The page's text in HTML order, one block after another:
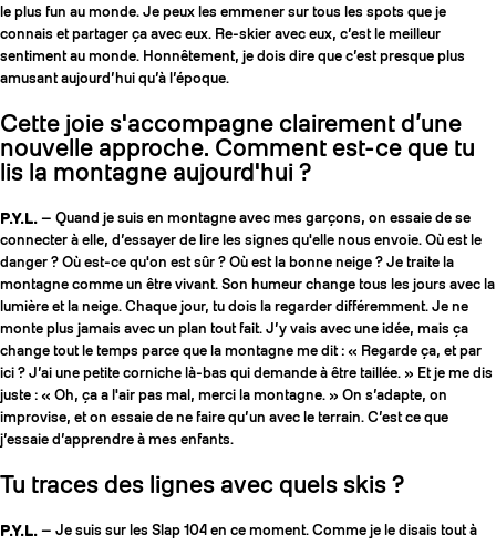
le plus fun au monde. Je peux les emmener sur tous les spots que je
connais et partager ça avec eux. Re-skier avec eux, c’est le meilleur
sentiment au monde. Honnêtement, je dois dire que c’est presque plus
amusant aujourd’hui qu’à l’époque.
Cette joie s'accompagne clairement d’une
nouvelle approche. Comment est-ce que tu
lis la montagne aujourd'hui ?
P.Y.L. — Quand je suis en montagne avec mes garçons, on essaie de se
connecter à elle, d’essayer de lire les signes qu'elle nous envoie. Où est le
danger ? Où est-ce qu'on est sûr ? Où est la bonne neige ? Je traite la
montagne comme un être vivant. Son humeur change tous les jours avec la
lumière et la neige. Chaque jour, tu dois la regarder différemment. Je ne
monte plus jamais avec un plan tout fait. J’y vais avec une idée, mais ça
change tout le temps parce que la montagne me dit : « Regarde ça, et par
ici ? J’ai une petite corniche là-bas qui demande à être taillée. » Et je me dis
juste : « Oh, ça a l'air pas mal, merci la montagne. » On s’adapte, on
improvise, et on essaie de ne faire qu’un avec le terrain. C’est ce que
j’essaie d’apprendre à mes enfants.
Tu traces des lignes avec quels skis ?
P.Y.L. — Je suis sur les Slap 104 en ce moment. Comme je le disais tout à